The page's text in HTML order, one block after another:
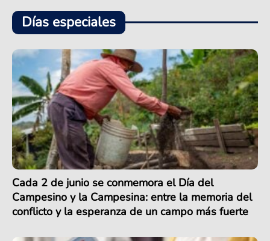
Días especiales
Cada 2 de junio se conmemora el Día del
Campesino y la Campesina: entre la memoria del
conflicto y la esperanza de un campo más fuerte